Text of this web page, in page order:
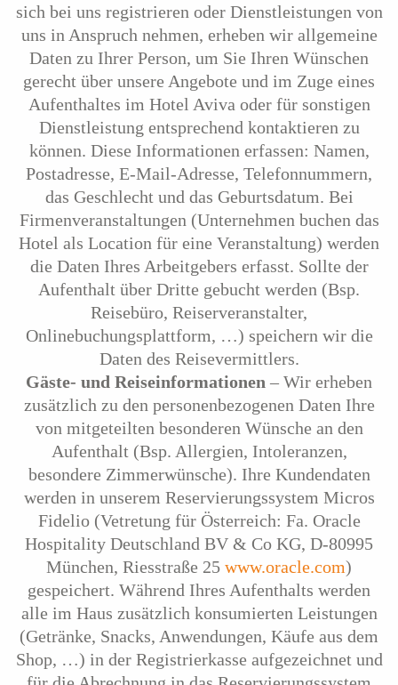
sich bei uns registrieren oder Dienstleistungen von
uns in Anspruch nehmen, erheben wir allgemeine
Daten zu Ihrer Person, um Sie Ihren Wünschen
gerecht über unsere Angebote und im Zuge eines
Aufenthaltes im Hotel Aviva oder für sonstigen
Dienstleistung entsprechend kontaktieren zu
können. Diese Informationen erfassen: Namen,
Postadresse, E-Mail-Adresse, Telefonnummern,
das Geschlecht und das Geburtsdatum. Bei
Firmenveranstaltungen (Unternehmen buchen das
Hotel als Location für eine Veranstaltung) werden
die Daten Ihres Arbeitgebers erfasst. Sollte der
Aufenthalt über Dritte gebucht werden (Bsp.
Reisebüro, Reiserveranstalter,
Onlinebuchungsplattform, …) speichern wir die
Daten des Reisevermittlers.
Gäste- und Reiseinformationen – Wir erheben
zusätzlich zu den personenbezogenen Daten Ihre
von mitgeteilten besonderen Wünsche an den
Aufenthalt (Bsp. Allergien, Intoleranzen,
besondere Zimmerwünsche). Ihre Kundendaten
werden in unserem Reservierungssystem Micros
Fidelio (Vetretung für Österreich: Fa. Oracle
Hospitality Deutschland BV & Co KG, D-80995
München, Riesstraße 25 www.oracle.com)
gespeichert. Während Ihres Aufenthalts werden
alle im Haus zusätzlich konsumierten Leistungen
(Getränke, Snacks, Anwendungen, Käufe aus dem
Shop, …) in der Registrierkasse aufgezeichnet und